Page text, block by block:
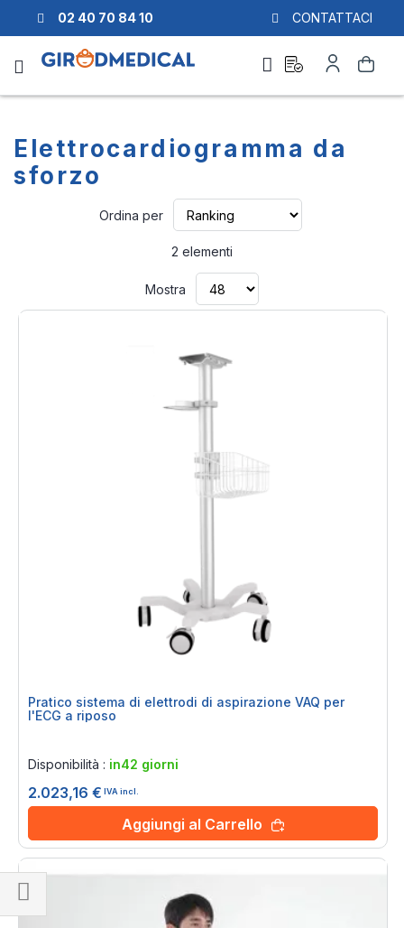
02 40 70 84 10 CONTATTACI
Cerca
preventivo
mio
Account
Elettrocardiogramma da
sforzo
Ordina per
2 elementi
Mostra
Pratico sistema di elettrodi di aspirazione VAQ per
l'ECG a riposo
Disponibilità : in42 giorni
2.023,16 € IVA incl.
Aggiungi al Carrello
Naviga